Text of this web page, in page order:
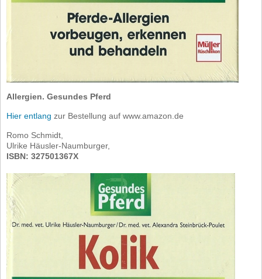
Allergien. Gesundes Pferd
Hier entlang zur Bestellung auf www.amazon.de
Romo Schmidt,
Ulrike Häusler-Naumburger,
ISBN: 327501367X